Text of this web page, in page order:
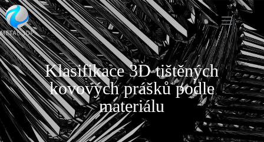
Klasifikace 3D tištěných
kovových prášků podle
materiálu